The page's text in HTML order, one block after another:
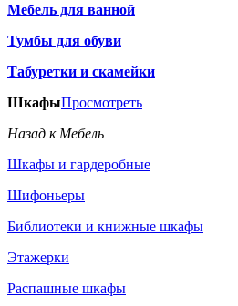
Мебель для ванной
Тумбы для обуви
Табуретки и скамейки
ШкафыПросмотреть
Назад к Мебель
Шкафы и гардеробные
Шифоньеры
Библиотеки и книжные шкафы
Этажерки
Распашные шкафы